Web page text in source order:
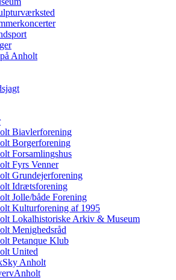
Anholt
Biavlerforening
Borgerforening
Forsamlingshus
Fyrs Venner
Grundejerforening
Idrætsforening
Jolle/både Forening
Kulturforening af 1995
Lokalhistoriske Arkiv & Museum
Menighedsråd
Petanque Klub
United
Anholt